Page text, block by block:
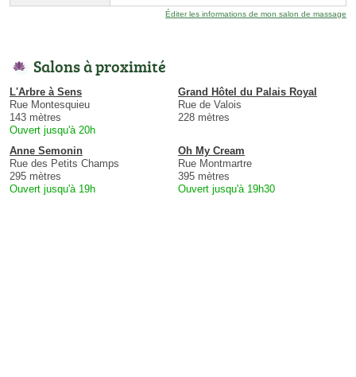
Éditer les informations de mon salon de massage
Salons à proximité
L'Arbre à Sens
Rue Montesquieu
143 mètres
Ouvert jusqu'à 20h
Grand Hôtel du Palais Royal
Rue de Valois
228 mètres
Anne Semonin
Rue des Petits Champs
295 mètres
Ouvert jusqu'à 19h
Oh My Cream
Rue Montmartre
395 mètres
Ouvert jusqu'à 19h30